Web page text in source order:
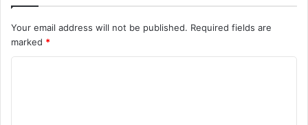
Your email address will not be published. Required fields are
marked *